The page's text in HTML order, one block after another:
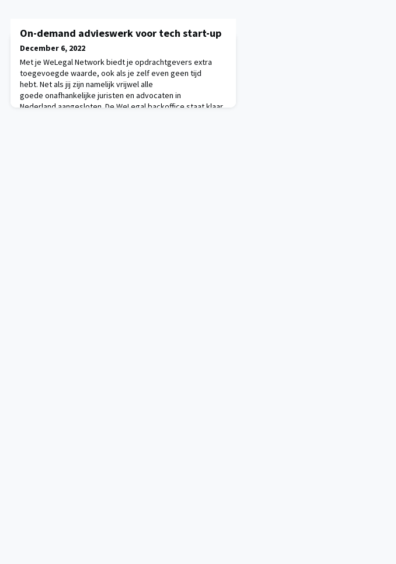
On-demand advieswerk voor tech start-up
December 6, 2022
Met je WeLegal Network biedt je opdrachtgevers extra
toegevoegde waarde, ook als je zelf even geen tijd
hebt. Net als jij zijn namelijk vrijwel alle
goede onafhankelijke juristen en advocaten in
Nederland aangesloten. De WeLegal backoffice staat klaar